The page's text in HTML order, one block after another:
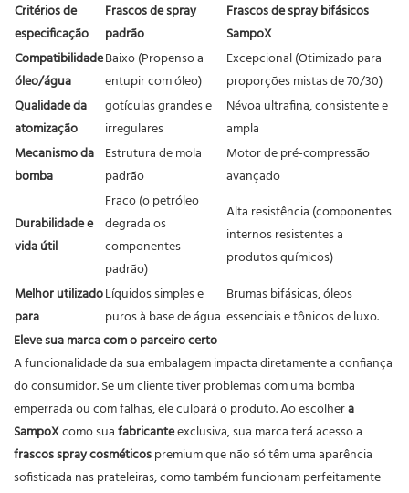
Critérios de
especificação
Frascos de spray
padrão
Frascos de spray bifásicos
SampoX
Compatibilidade
óleo/água
Baixo (Propenso a
entupir com óleo)
Excepcional (Otimizado para
proporções mistas de 70/30)
Qualidade da
atomização
gotículas grandes e
irregulares
Névoa ultrafina, consistente e
ampla
Mecanismo da
bomba
Estrutura de mola
padrão
Motor de pré-compressão
avançado
Durabilidade e
vida útil
Fraco (o petróleo
degrada os
componentes
padrão)
Alta resistência (componentes
internos resistentes a
produtos químicos)
Melhor utilizado
para
Líquidos simples e
puros à base de água
Brumas bifásicas, óleos
essenciais e tônicos de luxo.
Eleve sua marca com o parceiro certo
A funcionalidade da sua embalagem impacta diretamente a confiança
do consumidor. Se um cliente tiver problemas com uma bomba
emperrada ou com falhas, ele culpará o produto. Ao escolhera
SampoXcomo suafabricanteexclusiva, sua marca terá acesso a
frascos spray cosméticospremium que não só têm uma aparência
sofisticada nas prateleiras, como também funcionam perfeitamente